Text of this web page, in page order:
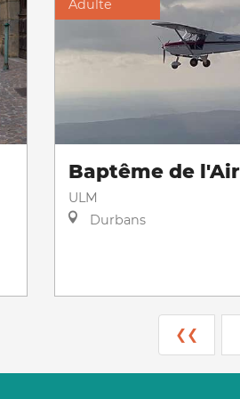
Adulte
Baptême de
ULM
Durbans
❮❮